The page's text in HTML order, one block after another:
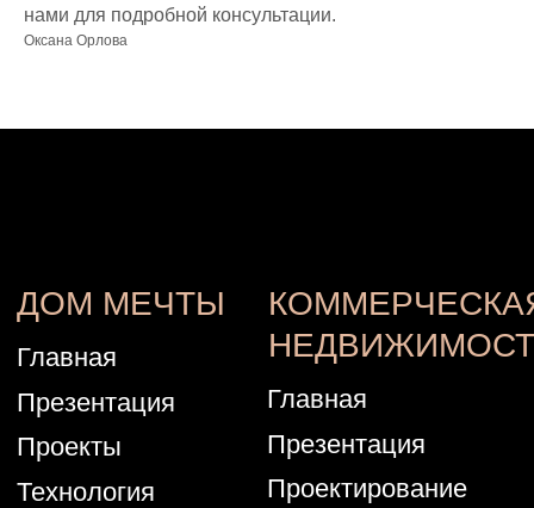
нами для подробной консультации.
Оксана Орлова